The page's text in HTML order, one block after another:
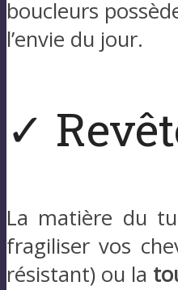
boucleurs
l’envie du jour.
✓
La matière du
fragiliser vos
résistant) ou la